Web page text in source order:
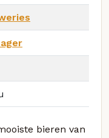
bieren van